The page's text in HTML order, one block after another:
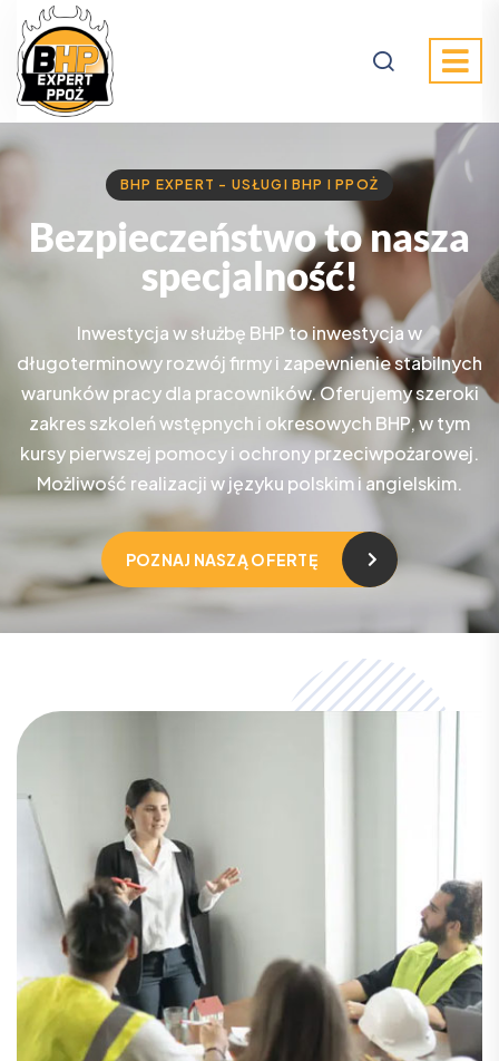
BHP EXPERT - USŁUGI BHP I PPOŻ
Bezpieczeństwo to nasza
specjalność!
Inwestycja w służbę BHP to inwestycja w
długoterminowy rozwój firmy i zapewnienie stabilnych
warunków pracy dla pracowników. Oferujemy szeroki
zakres szkoleń wstępnych i okresowych BHP, w tym
kursy pierwszej pomocy i ochrony przeciwpożarowej.
Możliwość realizacji w języku polskim i angielskim.
POZNAJ NASZĄ OFERTĘ